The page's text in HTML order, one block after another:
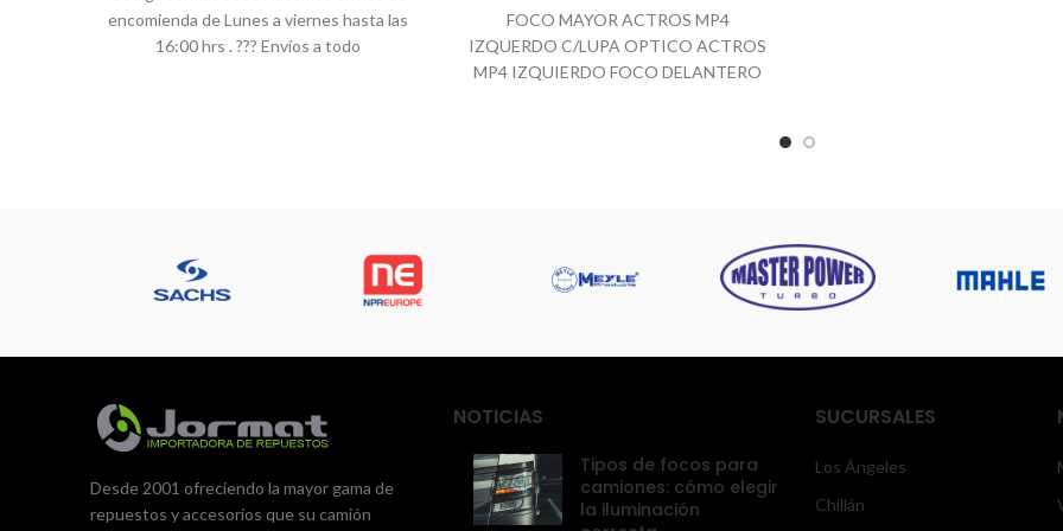
encomienda de Lunes a viernes hasta las
16:00 hrs . ??? Envíos a todo
FOCO MAYOR ACTROS MP4
IZQUERDO C/LUPA OPTICO ACTROS
MP4 IZQUIERDO FOCO DELANTERO
Desde 2001 ofreciendo la mayor gama de
repuestos y accesorios que su camión
NOTICIAS
Tipos de focos para
camiones: cómo elegir
la iluminación
SUCURSALES
Los Ángeles
Chillán